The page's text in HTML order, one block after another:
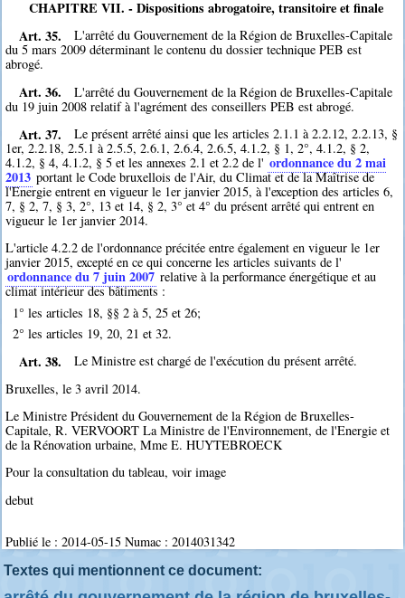
CHAPITRE VII. - Dispositions abrogatoire, transitoire et finale
Art. 35.
L'arrêté du Gouvernement de la Région de Bruxelles-Capitale
du 5 mars 2009 déterminant le contenu du dossier technique PEB est
abrogé.
Art. 36.
L'arrêté du Gouvernement de la Région de Bruxelles-Capitale
du 19 juin 2008 relatif à l'agrément des conseillers PEB est abrogé.
Art. 37.
Le présent arrêté ainsi que les articles 2.1.1 à 2.2.12, 2.2.13, §
1er, 2.2.18, 2.5.1 à 2.5.5, 2.6.1, 2.6.4, 2.6.5, 4.1.2, § 1, 2°, 4.1.2, § 2,
4.1.2, § 4, 4.1.2, § 5 et les annexes 2.1 et 2.2 de l' ordonnance du 2 mai
2013 portant le Code bruxellois de l'Air, du Climat et de la Maîtrise de
l'Energie entrent en vigueur le 1er janvier 2015, à l'exception des articles 6,
7, § 2, 7, § 3, 2°, 13 et 14, § 2, 3° et 4° du présent arrêté qui entrent en
vigueur le 1er janvier 2014.
L'article 4.2.2 de l'ordonnance précitée entre également en vigueur le 1er
janvier 2015, excepté en ce qui concerne les articles suivants de l'
ordonnance du 7 juin 2007 relative à la performance énergétique et au
climat intérieur des bâtiments :
1° les articles 18, §§ 2 à 5, 25 et 26;
2° les articles 19, 20, 21 et 32.
Art. 38.
Le Ministre est chargé de l'exécution du présent arrêté.
Bruxelles, le 3 avril 2014.
Le Ministre Président du Gouvernement de la Région de Bruxelles-
Capitale, R. VERVOORT La Ministre de l'Environnement, de l'Energie et
de la Rénovation urbaine, Mme E. HUYTEBROECK
Pour la consultation du tableau, voir image
debut
Publié le : 2014-05-15 Numac : 2014031342
Textes qui mentionnent ce document: